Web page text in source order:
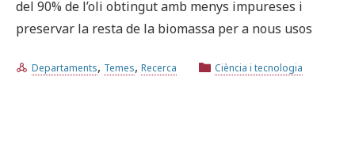
del 90% de l’oli obtingut amb menys impureses i
preservar la resta de la biomassa per a nous usos
Departaments, Temes, Recerca Ciència i tecnologia